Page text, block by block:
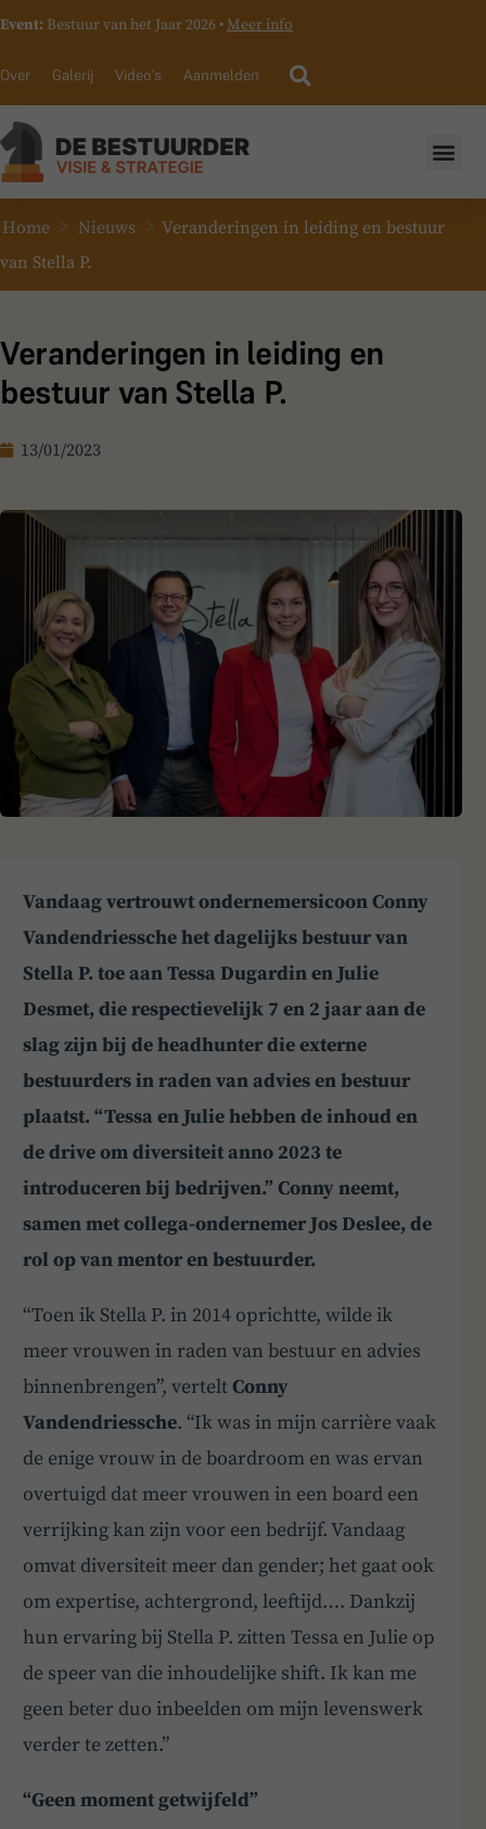
Event: Bestuur van het Jaar 2026 • Meer info
Over Galerij Video’s Aanmelden
Home > Nieuws > Veranderingen in leiding en bestuur
van Stella P.
Veranderingen in leiding en
bestuur van Stella P.
13/01/2023
Vandaag vertrouwt ondernemersicoon Conny
Vandendriessche het dagelijks bestuur van
Stella P. toe aan Tessa Dugardin en Julie
Desmet, die respectievelijk 7 en 2 jaar aan de
slag zijn bij de headhunter die externe
bestuurders in raden van advies en bestuur
plaatst. “Tessa en Julie hebben de inhoud en
de drive om diversiteit anno 2023 te
introduceren bij bedrijven.” Conny neemt,
samen met collega-ondernemer Jos Deslee, de
rol op van mentor en bestuurder.
“Toen ik Stella P. in 2014 oprichtte, wilde ik
meer vrouwen in raden van bestuur en advies
binnenbrengen”, verteltConny
Vandendriessche. “Ik was in mijn carrière vaak
de enige vrouw in de boardroom en was ervan
overtuigd dat meer vrouwen in een board een
verrijking kan zijn voor een bedrijf. Vandaag
omvat diversiteit meer dan gender; het gaat ook
om expertise, achtergrond, leeftijd…. Dankzij
hun ervaring bij Stella P. zitten Tessa en Julie op
de speer van die inhoudelijke shift. Ik kan me
geen beter duo inbeelden om mijn levenswerk
verder te zetten.”
“Geen moment getwijfeld”